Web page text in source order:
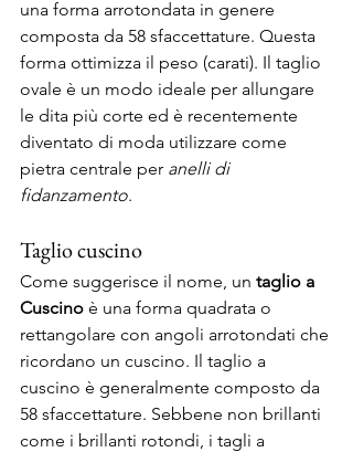
una forma arrotondata in genere
composta da 58 sfaccettature. Questa
forma ottimizza il peso (carati). Il taglio
ovale è un modo ideale per allungare
le dita più corte ed è recentemente
diventato di moda utilizzare come
pietra centrale per anelli di
fidanzamento.
Taglio cuscino
Come suggerisce il nome, un taglio a
Cuscino è una forma quadrata o
rettangolare con angoli arrotondati che
ricordano un cuscino. Il taglio a
cuscino è generalmente composto da
58 sfaccettature. Sebbene non brillanti
come i brillanti rotondi, i tagli a